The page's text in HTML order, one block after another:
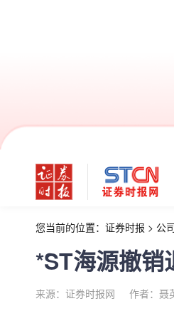
您当前的位置： 证券时报 > 公
*ST海源撤销
来源：证券时报网 作者：聂